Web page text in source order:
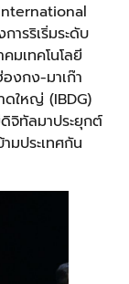
ารริเริ่มระดับ
มเทคโนโลยี
งกง-มาเก๊า
ดใหญ่ (IBDG)
ดิจิทัลมาประยุกต์
มประเทศกัน